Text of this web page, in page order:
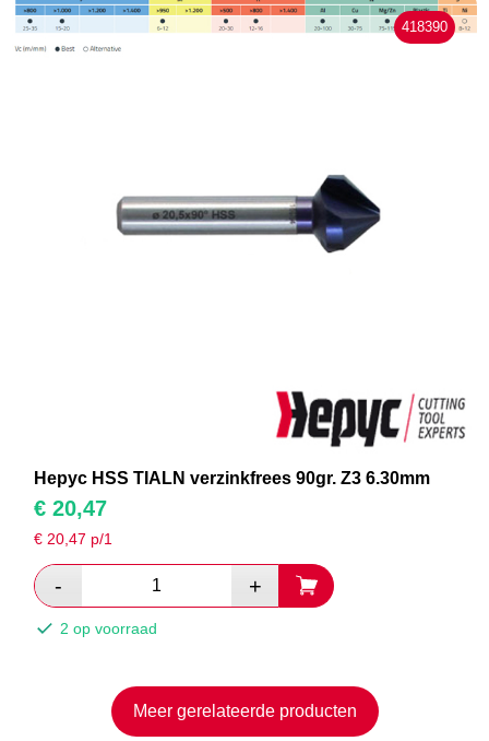
418390
Hepyc HSS TIALN verzinkfrees 90gr. Z3 6.30mm
€ 20,47
€20,47 p/1
2 op voorraad
Meer gerelateerde producten